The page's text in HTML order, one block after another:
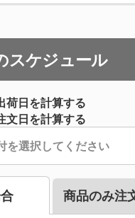
スケジュール
荷日を計算する
文日を計算する
商品のみ注